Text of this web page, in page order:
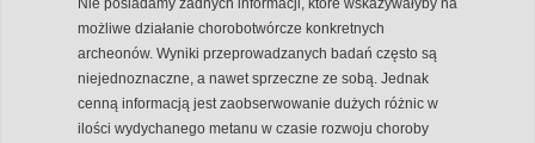
możliwe działanie chorobotwórcze konkretnych
archeonów. Wyniki przeprowadzanych badań często są
niejednoznaczne, a nawet sprzeczne ze sobą. Jednak
cenną informacją jest zaobserwowanie dużych różnic w
ilości wydychanego metanu w czasie rozwoju choroby